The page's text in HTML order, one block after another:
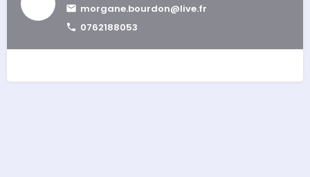
morgane.bourdon@live.fr
0762188053